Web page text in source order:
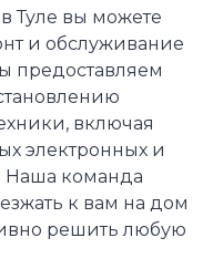
Туле вы можете
и обслуживание
предоставляем
включая
электронных и
Наша команда
к вам на дом
решить любую